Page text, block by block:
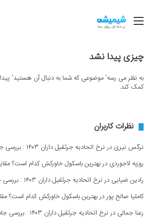
منو
چیزی پیدا نشد
به نظر می رسه’ موضوعی که شما به دنبال آن هستید’
کمک کند.
نظرات کاربران
نرگس نیری درنرخ اتحادیه جرثقیل داران ۱۴۰۳ : بررسی جامع و فنی
روزبه لاجوردی دربهترین باسکول خاورکش کدام است؟
رادین ضیایی درنرخ اتحادیه جرثقیل داران ۱۴۰۳ : بررسی جامع و فنی
کاملیا صالح پوردربهترین باسکول خاورکش کدام است؟
رعنا جمالی درنرخ اتحادیه جرثقیل داران ۱۴۰۳ : بررسی جامع و فنی